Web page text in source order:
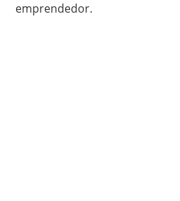
emprendedor.